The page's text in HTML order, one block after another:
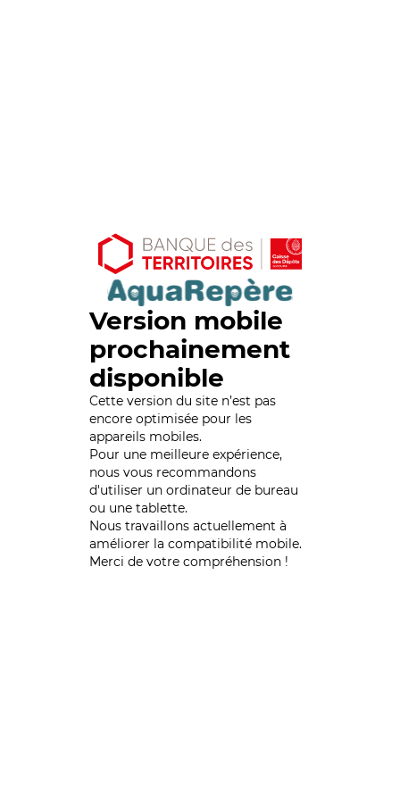
Version mobile
prochainement
disponible
Cette version du site n’est pas
encore optimisée pour les
appareils mobiles.
Pour une meilleure expérience,
nous vous recommandons
d'utiliser un ordinateur de bureau
ou une tablette.
Nous travaillons actuellement à
améliorer la compatibilité mobile.
Merci de votre compréhension !